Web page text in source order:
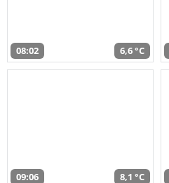
08:02 6,6 °C
09:06 8,1 °C